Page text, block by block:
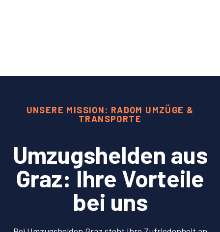
UNSERE MISSION: RADOM UMZÜGE &
TRANSPORTE
Umzugshelden aus
Graz: Ihre Vorteile
bei uns